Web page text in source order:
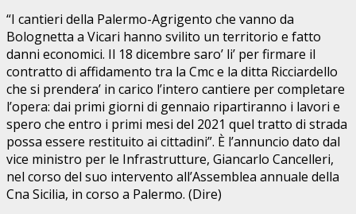
WhatsApp
“I cantieri della Palermo-Agrigento che vanno da
Bolognetta a Vicari hanno svilito un territorio e fatto
danni economici. Il 18 dicembre saro’ li’ per firmare il
contratto di affidamento tra la Cmc e la ditta Ricciardello
che si prendera’ in carico l’intero cantiere per completare
l’opera: dai primi giorni di gennaio ripartiranno i lavori e
spero che entro i primi mesi del 2021 quel tratto di strada
possa essere restituito ai cittadini”. È l’annuncio dato dal
vice ministro per le Infrastrutture, Giancarlo Cancelleri,
nel corso del suo intervento all’Assemblea annuale della
Cna Sicilia, in corso a Palermo. (Dire)